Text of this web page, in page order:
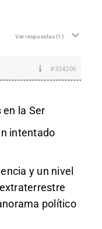
Ver respuestas(1)
#324206
en la Ser
intentado
y un nivel
político